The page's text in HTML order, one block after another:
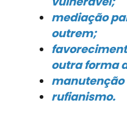
mediação
outrem;
outra forma
manutenção
rufianismo.